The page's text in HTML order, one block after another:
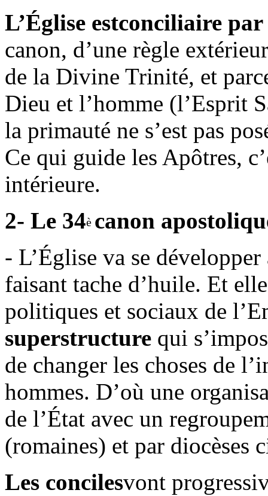
L’Église estconciliaire
canon, d’une règle
de la Divine Trinité, et
Dieu et l’homme (l’Esprit
la primauté ne s’est pas
Ce qui guide les Apôtres,
intérieure.
2- Le 34è canon
- L’Église va se
faisant tache d’huile. Et
politiques et sociaux de
superstructure qui
de changer les choses de
hommes. D’où une
de l’État avec un
(romaines) et par diocèses
Les concilesvont